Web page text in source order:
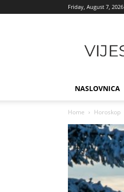
Friday, August 7, 2026
NASLOVNICA
Home Horoskop